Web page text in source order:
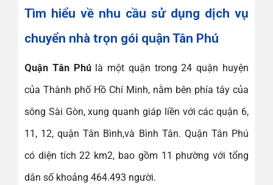
Tìm hiểu về nhu cầu sử dụng dịch vụ
chuyển nhà trọn gói quận Tân Phú
Quận Tân Phúlà một quận trong 24 quận huyện
của Thành phố Hồ Chí Minh, nằm bên phía tây của
sông Sài Gòn, xung quanh giáp liền với các quận 6,
11, 12, quận Tân Bình,và Bình Tân. Quận Tân Phú
có diện tích 22 km2, bao gồm 11 phường với tổng
dân số khoảng 464.493 người.